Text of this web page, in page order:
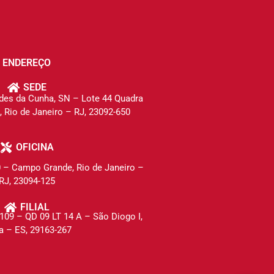
ENDEREÇO
SEDE
da Cunha, SN – Lote 44 Quadra
Rio de Janeiro – RJ, 23092-650
OFICINA
Campo Grande, Rio de Janeiro –
23094-125
FILIAL
– QD 09 LT 14 A – São Diogo I,
– ES, 29163-267